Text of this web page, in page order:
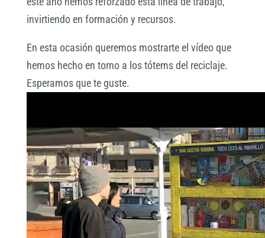
invirtiendo en formación y recursos.
En esta ocasión queremos mostrarte el vídeo que
hemos hecho en torno a los tótems del reciclaje.
Esperamos que te guste.